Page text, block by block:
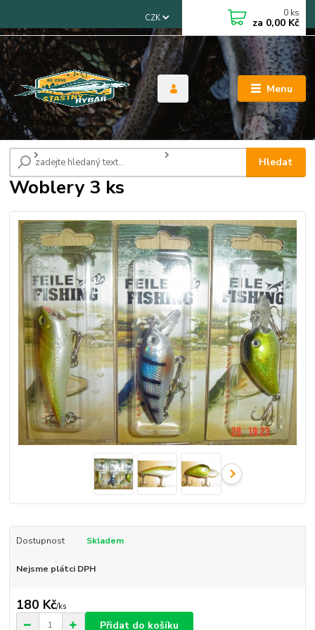
Menu
CZK
Hledat
0 ks
za 0,00 Kč
Úvod Woblery, třpytky, gumové rybky
Woblery 3 ks
Dostupnost Skladem
Nejsme plátci DPH
180 Kč/ks
Přidat do košíku